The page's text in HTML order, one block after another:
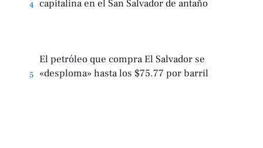
4 capitalina en el San Salvador de antaño
5
El petróleo que compra El Salvador se
«desploma» hasta los $75.77 por barril